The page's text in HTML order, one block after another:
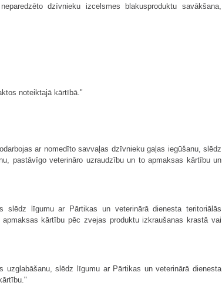
dzīvnieku izcelsmes blakusproduktu savākšana,
noteiktajā kārtībā."
ar nomedīto savvaļas dzīvnieku gaļas iegūšanu, slēdz
pastāvīgo veterināro uzraudzību un to apmaksas kārtību un
līgumu ar Pārtikas un veterinārā dienesta teritoriālās
kārtību pēc zvejas produktu izkraušanas krastā vai
slēdz līgumu ar Pārtikas un veterinārā dienesta